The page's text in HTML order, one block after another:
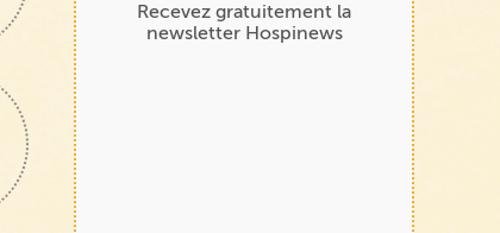
Recevez gratuitement la
newsletter Hospinews